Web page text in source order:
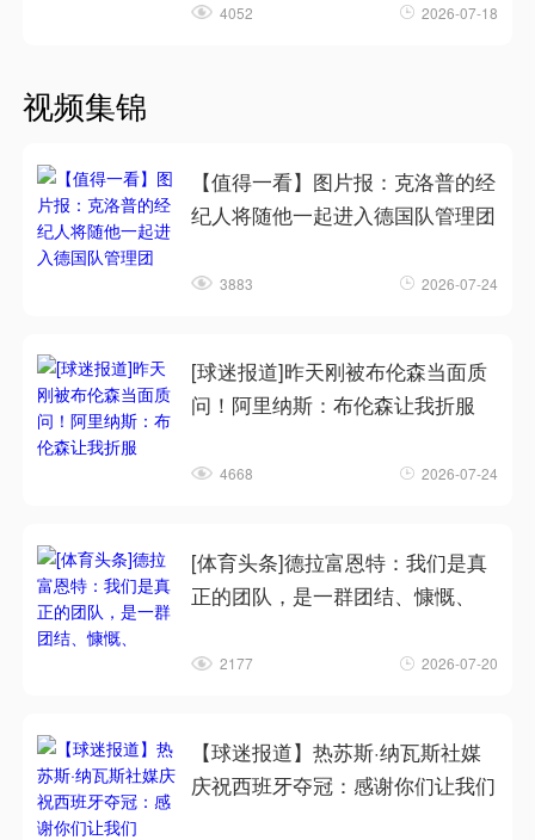
4052 2026-07-18
视频集锦
【值得一看】图片报：克洛普的经
纪人将随他一起进入德国队管理团
3883 2026-07-24
[球迷报道]昨天刚被布伦森当面质
问！阿里纳斯：布伦森让我折服
4668 2026-07-24
[体育头条]德拉富恩特：我们是真
正的团队，是一群团结、慷慨、
2177 2026-07-20
【球迷报道】热苏斯·纳瓦斯社媒
庆祝西班牙夺冠：感谢你们让我们